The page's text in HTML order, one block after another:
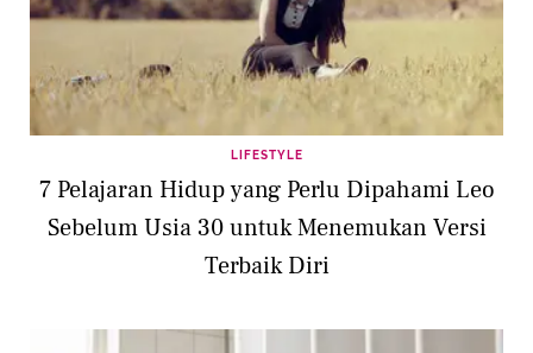
LIFESTYLE
7 Pelajaran Hidup yang Perlu Dipahami Leo
Sebelum Usia 30 untuk Menemukan Versi
Terbaik Diri